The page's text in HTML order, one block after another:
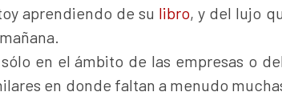
aprendiendo de su libro, y del lujo
en el ámbito de las empresas o
en donde faltan a menudo